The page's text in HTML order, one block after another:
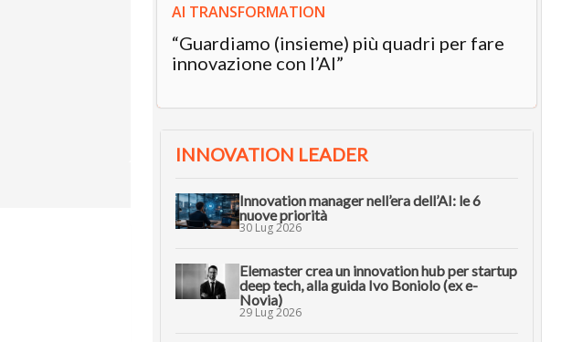
AI TRANSFORMATION
“Guardiamo (insieme) più quadri per fare
innovazione con l’AI”
INNOVATION LEADER
Innovation manager nell’era dell’AI: le 6
nuove priorità
30 Lug 2026
Elemaster crea un innovation hub per startup
deep tech, alla guida Ivo Boniolo (ex e-
Novia)
29 Lug 2026